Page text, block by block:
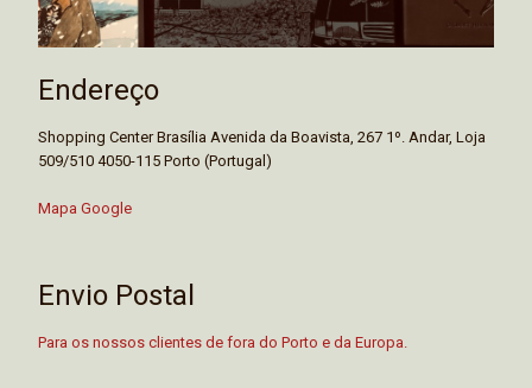
Endereço
Shopping Center Brasília Avenida da Boavista, 267 1º. Andar, Loja
509/510 4050-115 Porto (Portugal)
Mapa Google
Envio Postal
Para os nossos clientes de fora do Porto e da Europa.